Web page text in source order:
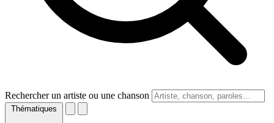
Rechercher un artiste ou une chanson
Thématiques